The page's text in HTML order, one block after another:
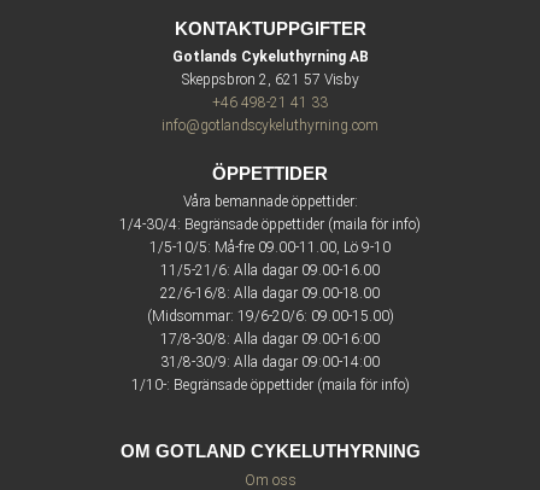
KONTAKTUPPGIFTER
Gotlands Cykeluthyrning AB
Skeppsbron 2, 621 57 Visby
+46 498-21 41 33
info@gotlandscykeluthyrning.com
ÖPPETTIDER
Våra bemannade öppettider:
1/4-30/4: Begränsade öppettider (maila för info)
1/5-10/5: Må-fre 09.00-11.00, Lö 9-10
11/5-21/6: Alla dagar 09.00-16.00
22/6-16/8: Alla dagar 09.00-18.00
(Midsommar: 19/6-20/6: 09.00-15.00)
17/8-30/8: Alla dagar 09.00-16:00
31/8-30/9: Alla dagar 09:00-14:00
1/10-: Begränsade öppettider (maila för info)
OM GOTLAND CYKELUTHYRNING
Om oss